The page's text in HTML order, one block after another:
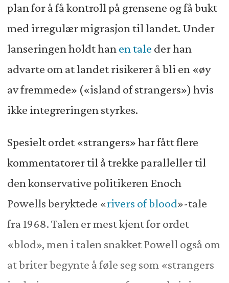
plan for å få kontroll på grensene og få bukt
med irregulær migrasjon til landet. Under
lanseringen holdt han en tale der han
advarte om at landet risikerer å bli en «øy
av fremmede» («island of strangers») hvis
ikke integreringen styrkes.
Spesielt ordet «strangers» har fått flere
kommentatorer til å trekke paralleller til
den konservative politikeren Enoch
Powells beryktede «rivers of blood»-tale
fra 1968. Talen er mest kjent for ordet
«blod», men i talen snakket Powell også om
at briter begynte å føle seg som «strangers